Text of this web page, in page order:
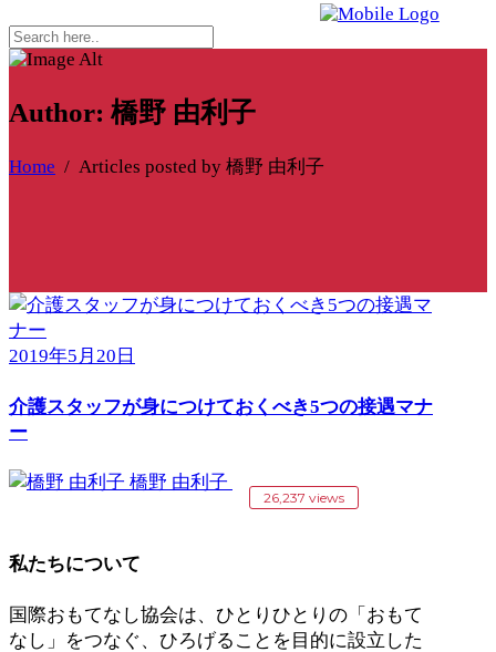
Author: 橋野 由利子
Home / Articles posted by 橋野 由利子
2019年5月20日
介護スタッフが身につけておくべき5つの接遇マナ
ー
橋野 由利子
26,237 views
私たちについて
国際おもてなし協会は、ひとりひとりの「おもて
なし」をつなぐ、ひろげることを目的に設立した